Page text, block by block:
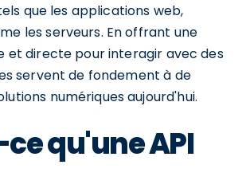
que les applications web,
les serveurs. En offrant une
et directe pour interagir avec des
servent de fondement à de
numériques aujourd'hui.
qu'une API